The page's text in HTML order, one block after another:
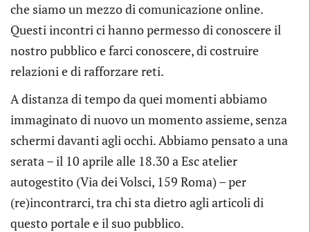
che siamo un mezzo di comunicazione online.
Questi incontri ci hanno permesso di conoscere il
nostro pubblico e farci conoscere, di costruire
relazioni e di rafforzare reti.
A distanza di tempo da quei momenti abbiamo
immaginato di nuovo un momento assieme, senza
schermi davanti agli occhi. Abbiamo pensato a una
serata – il 10 aprile alle 18.30 a Esc atelier
autogestito (Via dei Volsci, 159 Roma) – per
(re)incontrarci, tra chi sta dietro agli articoli di
questo portale e il suo pubblico.